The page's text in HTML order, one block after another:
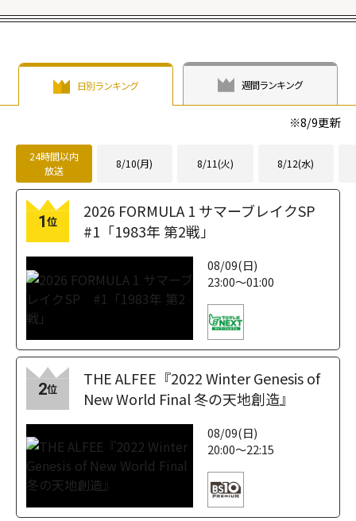
日別ランキング 週間ランキング
※8/9更新
24時間以内
放送
8/10(月) 8/11(火) 8/12(水)
1位
2026 FORMULA 1 サマーブレイクSP
#1「1983年 第2戦」
08/09(日)
23:00～01:00
2位
THE ALFEE『2022 Winter Genesis of
New World Final 冬の天地創造』
08/09(日)
20:00～22:15